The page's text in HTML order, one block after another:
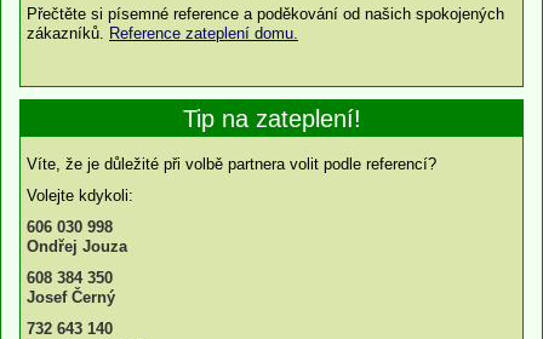
Přečtěte si písemné reference a poděkování od našich spokojených
zákazníků. Reference zateplení domu.
Tip na zateplení!
Víte, že je důležité při volbě partnera volit podle referencí?
Volejte kdykoli:
606 030 998
Ondřej Jouza
608 384 350
Josef Černý
732 643 140